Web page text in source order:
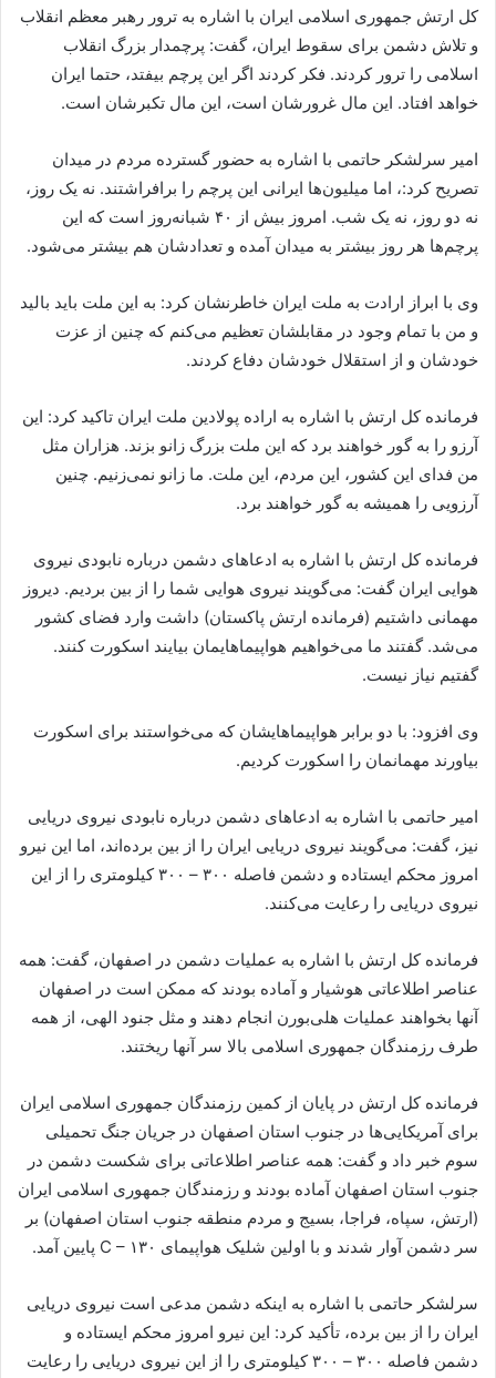
کل ارتش جمهوری اسلامی ایران با اشاره به ترور رهبر معظم انقلاب
و تلاش دشمن برای سقوط ایران، گفت: پرچمدار بزرگ انقلاب
اسلامی را ترور کردند. فکر کردند اگر این پرچم بیفتد، حتما ایران
خواهد افتاد. این مال غرورشان است، این مال تکبرشان است.
امیر سرلشکر حاتمی با اشاره به حضور گسترده مردم در میدان
تصریح کرد:، اما میلیون‌ها ایرانی این پرچم را برافراشتند. نه یک روز،
نه دو روز، نه یک شب. امروز بیش از ۴۰ شبانه‌روز است که این
پرچم‌ها هر روز بیشتر به میدان آمده و تعدادشان هم بیشتر می‌شود.
وی با ابراز ارادت به ملت ایران خاطرنشان کرد: به این ملت باید بالید
و من با تمام وجود در مقابلشان تعظیم می‌کنم که چنین از عزت
خودشان و از استقلال خودشان دفاع کردند.
فرمانده کل ارتش با اشاره به اراده پولادین ملت ایران تاکید کرد: این
آرزو را به گور خواهند برد که این ملت بزرگ زانو بزند. هزاران مثل
من فدای این کشور، این مردم، این ملت. ما زانو نمی‌زنیم. چنین
آرزویی را همیشه به گور خواهند برد.
فرمانده کل ارتش با اشاره به ادعا‌های دشمن درباره نابودی نیروی
هوایی ایران گفت: می‌گویند نیروی هوایی شما را از بین بردیم. دیروز
مهمانی داشتیم (فرمانده ارتش پاکستان) داشت وارد فضای کشور
می‌شد. گفتند ما می‌خواهیم هواپیماهایمان بیایند اسکورت کنند.
گفتیم نیاز نیست.
وی افزود: با دو برابر هواپیماهایشان که می‌خواستند برای اسکورت
بیاورند مهمانمان را اسکورت کردیم.
امیر حاتمی با اشاره به ادعا‌های دشمن درباره نابودی نیروی دریایی
نیز، گفت: می‌گویند نیروی دریایی ایران را از بین برده‌اند، اما این نیرو
امروز محکم ایستاده و دشمن فاصله ۳۰۰ – ۳۰۰ کیلومتری را از این
نیروی دریایی را رعایت می‌کنند.
فرمانده کل ارتش با اشاره به عملیات دشمن در اصفهان، گفت: همه
عناصر اطلاعاتی هوشیار و آماده بودند که ممکن است در اصفهان
آنها بخواهند عملیات هلی‌بورن انجام دهند و مثل جنود الهی، از همه
طرف رزمندگان جمهوری اسلامی بالا سر آنها ریختند.
فرمانده کل ارتش در پایان از کمین رزمندگان جمهوری اسلامی ایران
برای آمریکایی‌ها در جنوب استان اصفهان در جریان جنگ تحمیلی
سوم خبر داد و گفت: همه عناصر اطلاعاتی برای شکست دشمن در
جنوب استان اصفهان آماده بودند و رزمندگان جمهوری اسلامی ایران
(ارتش، سپاه، فراجا، بسیج و مردم منطقه جنوب استان اصفهان) بر
سر دشمن آوار شدند و با اولین شلیک هواپیمای C – ۱۳۰ پایین آمد.
سرلشکر حاتمی با اشاره به اینکه دشمن مدعی است نیروی دریایی
ایران را از بین برده‌، تأکيد کرد: این نیرو امروز محکم ایستاده و
دشمن فاصله ۳۰۰ – ۳۰۰ کیلومتری را از این نیروی دریایی را رعایت